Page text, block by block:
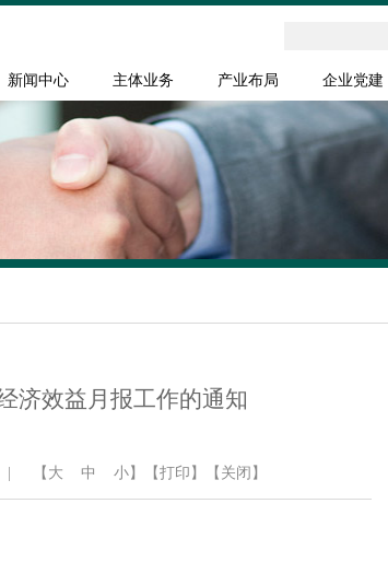
新闻中心 主体业务 产业布局 企业党建
济效益月报工作的通知
【 大 中 小 】 【打印】 【关闭】